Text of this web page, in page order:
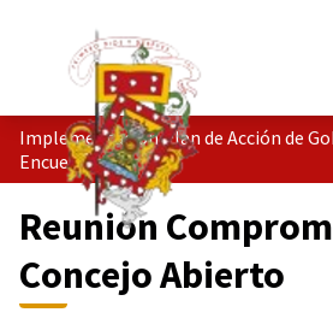
Implementación Plan de Acción de
Encuentros
Reunión
Concejo Abierto